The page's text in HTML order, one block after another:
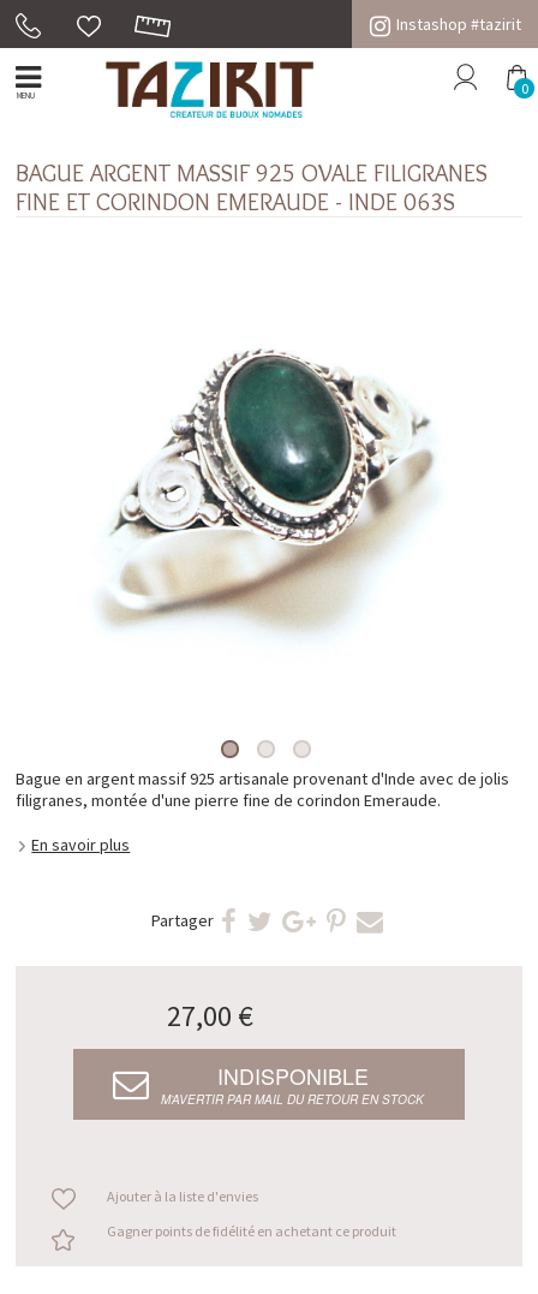
Instashop #tazirit
MENU 0
BAGUE ARGENT MASSIF 925 OVALE FILIGRANES
FINE ET CORINDON EMERAUDE - INDE 063S
Bague en argent massif 925 artisanale provenant d'Inde avec de jolis
filigranes, montée d'une pierre fine de corindon Emeraude.
En savoir plus
Partager
27,00 €
INDISPONIBLE
M’AVERTIR PAR MAIL DU RETOUR EN STOCK
Ajouter à la liste d'envies
Gagner points de fidélité en achetant ce produit